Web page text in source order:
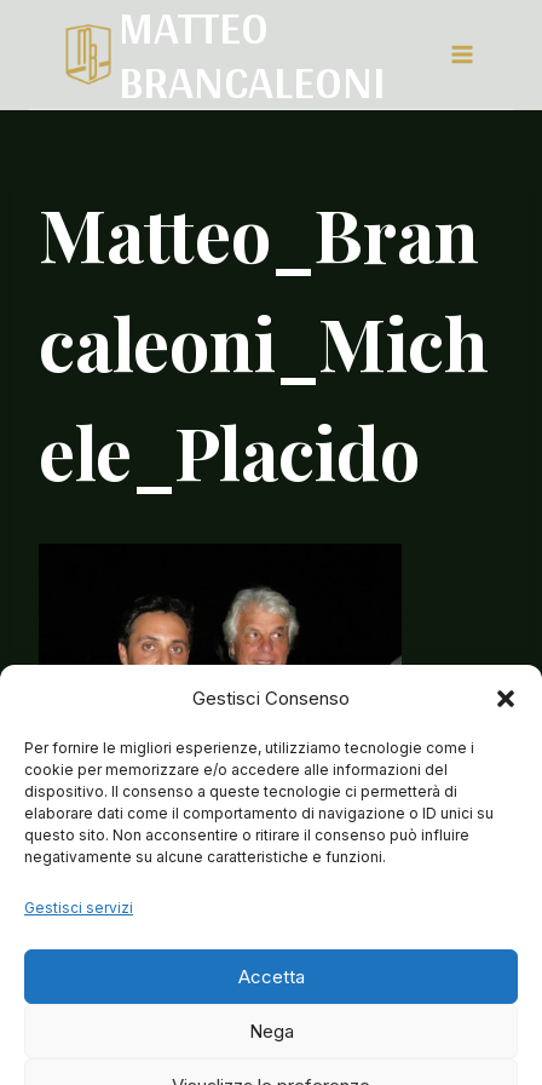
Gestisci Consenso
Per fornire le migliori esperienze, utilizziamo tecnologie come i
cookie per memorizzare e/o accedere alle informazioni del
dispositivo. Il consenso a queste tecnologie ci permetterà di
elaborare dati come il comportamento di navigazione o ID unici su
questo sito. Non acconsentire o ritirare il consenso può influire
negativamente su alcune caratteristiche e funzioni.
Gestisci servizi
Accetta
Nega
MATTEO
BRANCALEONI
Matteo_Bran
caleoni_Mich
ele_Placido